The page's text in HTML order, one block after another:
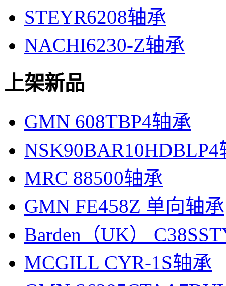
STEYR6208轴承
NACHI6230-Z轴承
上架新品
GMN 608TBP4轴承
NSK90BAR10HDBLP4
MRC 88500轴承
GMN FE458Z 单向轴承
Barden（UK）
MCGILL CYR-1S轴承